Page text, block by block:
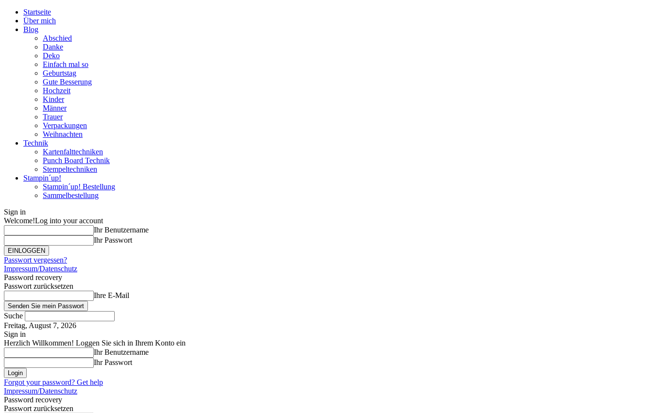
Startseite
Über mich
Blog
Abschied
Danke
Deko
Einfach mal so
Geburtstag
Gute Besserung
Hochzeit
Kinder
Männer
Trauer
Verpackungen
Weihnachten
Technik
Kartenfalttechniken
Punch Board Technik
Stempeltechniken
Stampin´up!
Stampin´up! Bestellung
Sammelbestellung
Sign in
Welcome!Log into your account
Ihr Benutzername
Ihr Passwort
Passwort vergessen?
Impressum/Datenschutz
Password recovery
Passwort zurücksetzen
Ihre E-Mail
Suche
Freitag, August 7, 2026
Sign in
Herzlich Willkommen! Loggen Sie sich in Ihrem Konto ein
Ihr Benutzername
Ihr Passwort
Forgot your password? Get help
Impressum/Datenschutz
Password recovery
Passwort zurücksetzen